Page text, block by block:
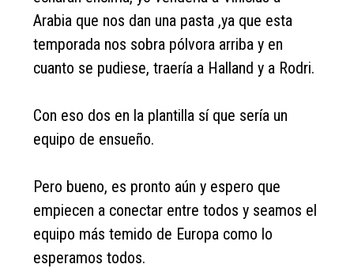
Arabia que nos dan una pasta ,ya que esta
temporada nos sobra pólvora arriba y en
cuanto se pudiese, traería a Halland y a Rodri.
Con eso dos en la plantilla sí que sería un
equipo de ensueño.
Pero bueno, es pronto aún y espero que
empiecen a conectar entre todos y seamos el
equipo más temido de Europa como lo
esperamos todos.